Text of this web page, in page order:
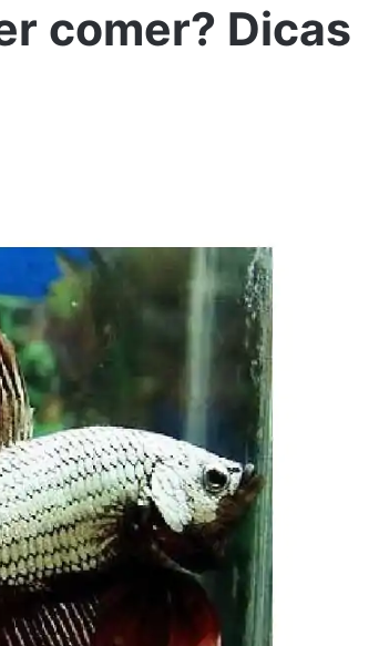
comer? Dicas